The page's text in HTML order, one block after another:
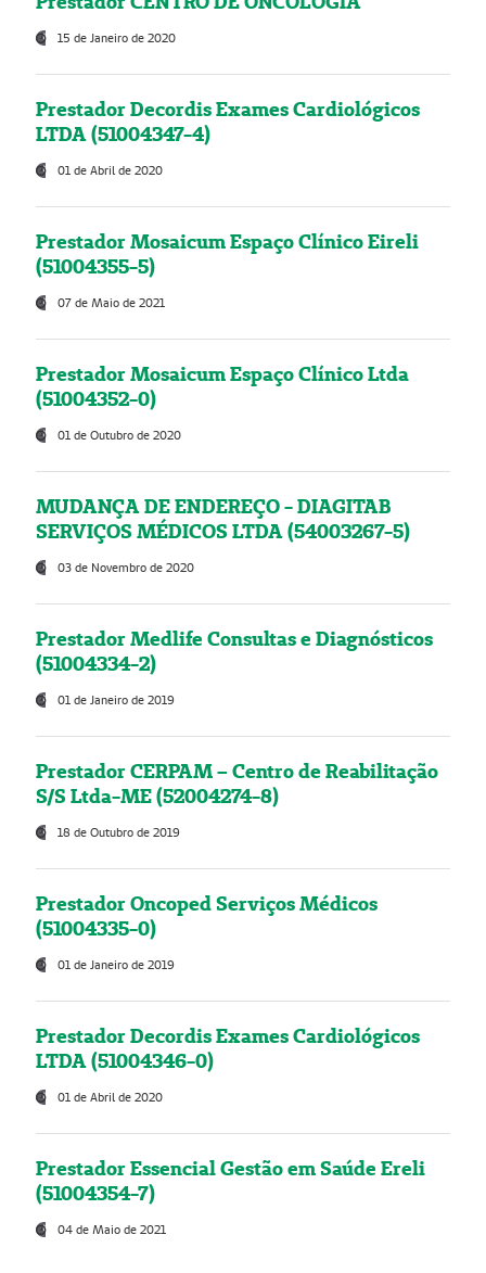
15 de Janeiro de 2020
Prestador Decordis Exames Cardiológicos
LTDA (51004347-4)
01 de Abril de 2020
Prestador Mosaicum Espaço Clínico Eireli
(51004355-5)
07 de Maio de 2021
Prestador Mosaicum Espaço Clínico Ltda
(51004352-0)
01 de Outubro de 2020
MUDANÇA DE ENDEREÇO - DIAGITAB
SERVIÇOS MÉDICOS LTDA (54003267-5)
03 de Novembro de 2020
Prestador Medlife Consultas e Diagnósticos
(51004334-2)
01 de Janeiro de 2019
Prestador CERPAM – Centro de Reabilitação
S/S Ltda-ME (52004274-8)
18 de Outubro de 2019
Prestador Oncoped Serviços Médicos
(51004335-0)
01 de Janeiro de 2019
Prestador Decordis Exames Cardiológicos
LTDA (51004346-0)
01 de Abril de 2020
Prestador Essencial Gestão em Saúde Ereli
(51004354-7)
04 de Maio de 2021